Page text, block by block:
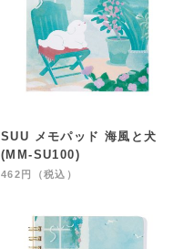
SUU メモパッド 海風と犬
(MM-SU100)
462円（税込）